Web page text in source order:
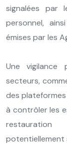
signalées par
personnel,
émises par les
Une vigilance
secteurs,
des plateformes
à contrôler les
potentiellement